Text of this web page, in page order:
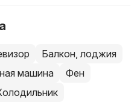
Балкон, лоджия
машина
Фен